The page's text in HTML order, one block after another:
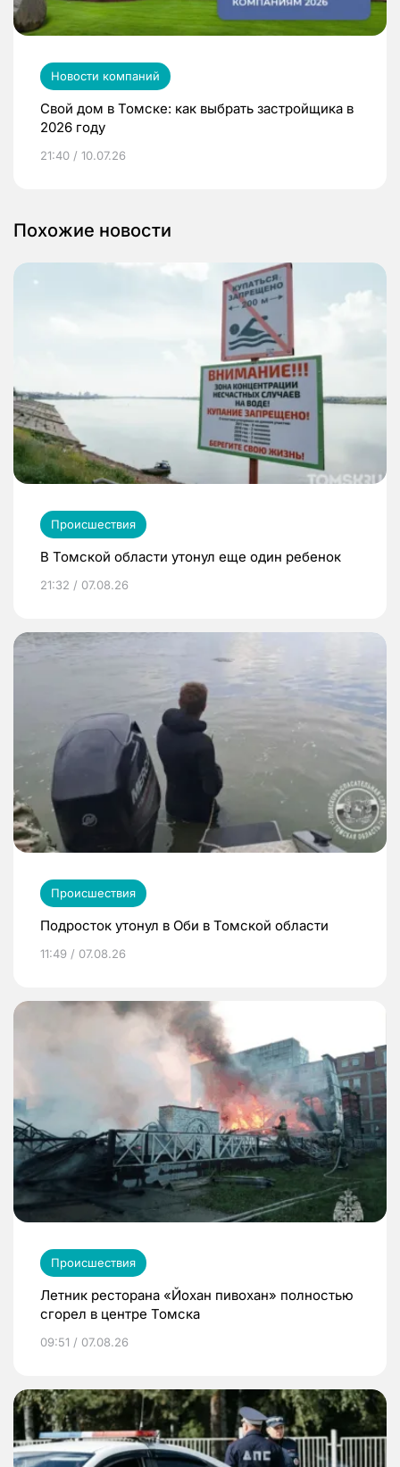
Новости компаний
Свой дом в Томске: как выбрать застройщика в
2026 году
21:40 / 10.07.26
Похожие новости
Происшествия
В Томской области утонул еще один ребенок
21:32 / 07.08.26
Происшествия
Подросток утонул в Оби в Томской области
11:49 / 07.08.26
Происшествия
Летник ресторана «Йохан пивохан» полностью
сгорел в центре Томска
09:51 / 07.08.26